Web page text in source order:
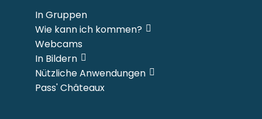
In Gruppen
Wie kann ich kommen?
Webcams
In Bildern
Nützliche Anwendungen
Pass' Châteaux